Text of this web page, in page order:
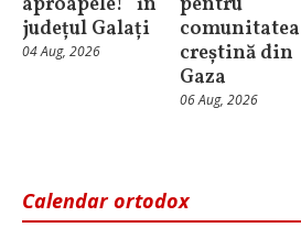
județul Galați
04 Aug, 2026
comunitatea
creștină din
Gaza
06 Aug, 2026
Calendar ortodox